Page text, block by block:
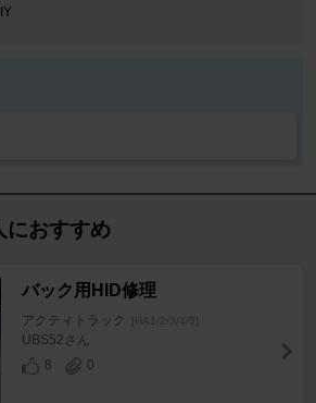
におすすめ
バック用HID修理
アクティトラック [HA1/2/3/4/5]
UBS52さん
8
0